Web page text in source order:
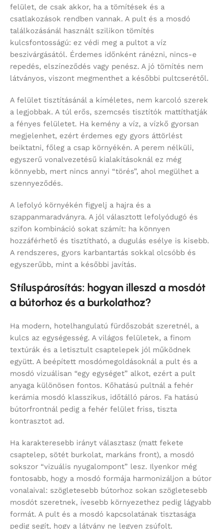
felület, de csak akkor, ha a tömítések és a
csatlakozások rendben vannak. A pult és a mosdó
találkozásánál használt szilikon tömítés
kulcsfontosságú: ez védi meg a pultot a víz
beszivárgásától. Érdemes időnként ránézni, nincs-e
repedés, elszíneződés vagy penész. A jó tömítés nem
látványos, viszont megmenthet a későbbi pultcserétől.
A felület tisztításánál a kíméletes, nem karcoló szerek
a legjobbak. A túl erős, szemcsés tisztítók mattíthatják
a fényes felületet. Ha kemény a víz, a vízkő gyorsan
megjelenhet, ezért érdemes egy gyors áttörlést
beiktatni, főleg a csap környékén. A perem nélküli,
egyszerű vonalvezetésű kialakításoknál ez még
könnyebb, mert nincs annyi “törés”, ahol megülhet a
szennyeződés.
A lefolyó környékén figyelj a hajra és a
szappanmaradványra. A jól választott lefolyódugó és
szifon kombináció sokat számít: ha könnyen
hozzáférhető és tisztítható, a dugulás esélye is kisebb.
A rendszeres, gyors karbantartás sokkal olcsóbb és
egyszerűbb, mint a későbbi javítás.
Stíluspárosítás: hogyan illeszd a mosdót
a bútorhoz és a burkolathoz?
Ha modern, hotelhangulatú fürdőszobát szeretnél, a
kulcs az egységesség. A világos felületek, a finom
textúrák és a letisztult csaptelepek jól működnek
együtt. A beépített mosdómegoldásoknál a pult és a
mosdó vizuálisan “egy egységet” alkot, ezért a pult
anyaga különösen fontos. Kőhatású pultnál a fehér
kerámia mosdó klasszikus, időtálló páros. Fa hatású
bútorfrontnál pedig a fehér felület friss, tiszta
kontrasztot ad.
Ha karakteresebb irányt választasz (matt fekete
csaptelep, sötét burkolat, markáns front), a mosdó
sokszor “vizuális nyugalompont” lesz. Ilyenkor még
fontosabb, hogy a mosdó formája harmonizáljon a bútor
vonalaival: szögletesebb bútorhoz sokan szögletesebb
mosdót szeretnek, ívesebb környezethez pedig lágyabb
formát. A pult és a mosdó kapcsolatának tisztasága
pedig segít, hogy a látvány ne legyen zsúfolt.